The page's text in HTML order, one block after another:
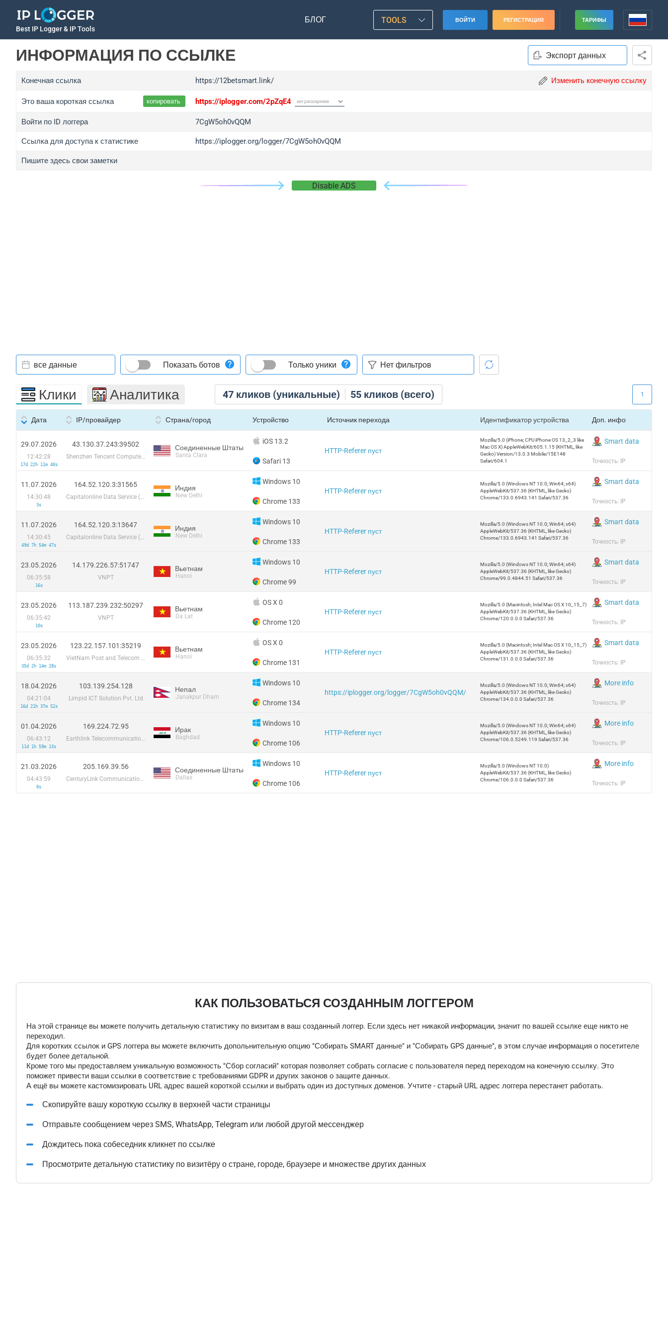
Best IP Logger & IP Tools
БЛОГ TOOLS ВОЙТИ РЕГИСТРАЦИЯ ТАРИФЫ
ИНФОРМАЦИЯ ПО ССЫЛКЕ Экспорт данных
Конечная ссылка https://12betsmart.link/ Изменить конечную ссылку
Это ваша короткая ссылка копировать https://iplogger.com/2pZqE4
Войти по ID логгера 7CgW5oh0vQQM
Ссылка для доступа к статистике https://iplogger.org/logger/7CgW5oh0vQQM
Пишите здесь свои заметки
Disable ADS
47 кликов (уникальные) 55 кликов (всего)
все данные Показать ботов Только уники
Клики Аналитика 1
Дата IP/провайдер Страна/город Устройство Источник перехода Идентификатор устройства Доп. инфо
29.07.2026
12:42:28
17d 22h 11m 40s
43.130.37.243:39502
Shenzhen Tencent Computer Systems Company Limited
Соединенные Штаты
Santa Clara
iOS 13.2
Safari 13
HTTP-Referer пуст
Mozilla/5.0 (iPhone; CPU iPhone OS 13_2_3 like
Mac OS X) AppleWebKit/605.1.15 (KHTML, like
Gecko) Version/13.0.3 Mobile/15E148
Safari/604.1
Smart data
Точность: IP
11.07.2026
14:30:48
3s
164.52.120.3:31565
Capitalonline Data Service (HK) Co
Индия
New Delhi
Windows 10
Chrome 133
HTTP-Referer пуст
Mozilla/5.0 (Windows NT 10.0; Win64; x64)
AppleWebKit/537.36 (KHTML, like Gecko)
Chrome/133.0.6943.141 Safari/537.36
Smart data
Точность: IP
11.07.2026
14:30:45
49d 7h 54m 47s
164.52.120.3:13647
Capitalonline Data Service (HK) Co
Индия
New Delhi
Windows 10
Chrome 133
HTTP-Referer пуст
Mozilla/5.0 (Windows NT 10.0; Win64; x64)
AppleWebKit/537.36 (KHTML, like Gecko)
Chrome/133.0.6943.141 Safari/537.36
Smart data
Точность: IP
23.05.2026
06:35:58
16s
14.179.226.57:51747
VNPT
Вьетнам
Hanoi
Windows 10
Chrome 99
HTTP-Referer пуст
Mozilla/5.0 (Windows NT 10.0; Win64; x64)
AppleWebKit/537.36 (KHTML, like Gecko)
Chrome/99.0.4844.51 Safari/537.36
Smart data
Точность: IP
23.05.2026
06:35:42
10s
113.187.239.232:50297
VNPT
Вьетнам
Da Lat
OS X 0
Chrome 120
HTTP-Referer пуст
Mozilla/5.0 (Macintosh; Intel Mac OS X 10_15_7)
AppleWebKit/537.36 (KHTML, like Gecko)
Chrome/120.0.0.0 Safari/537.36
Smart data
Точность: IP
23.05.2026
06:35:32
35d 2h 14m 28s
123.22.157.101:35219
VietNam Post and Telecom Corporation
Вьетнам
Hanoi
OS X 0
Chrome 131
HTTP-Referer пуст
Mozilla/5.0 (Macintosh; Intel Mac OS X 10_15_7)
AppleWebKit/537.36 (KHTML, like Gecko)
Chrome/131.0.0.0 Safari/537.36
Smart data
Точность: IP
18.04.2026
04:21:04
16d 21h 37m 52s
103.139.254.128
Limpid ICT Solution Pvt. Ltd
Непал
Janakpur Dham
Windows 10
Chrome 134
https://iplogger.org/logger/7CgW5oh0vQQM/
Mozilla/5.0 (Windows NT 10.0; Win64; x64)
AppleWebKit/537.36 (KHTML, like Gecko)
Chrome/134.0.0.0 Safari/537.36
More info
Точность: IP
01.04.2026
06:43:12
11d 1h 59m 13s
169.224.72.95
Earthlink Telecommunications Equipment Trading & Services DMCC
Ирак
Baghdad
Windows 10
Chrome 106
HTTP-Referer пуст
Mozilla/5.0 (Windows NT 10.0; Win64; x64)
AppleWebKit/537.36 (KHTML, like Gecko)
Chrome/106.0.5249.119 Safari/537.36
More info
Точность: IP
21.03.2026
04:43:59
0s
205.169.39.56
CenturyLink Communications, LLC
Соединенные Штаты
Dallas
Windows 10
Chrome 106
HTTP-Referer пуст
Mozilla/5.0 (Windows NT 10.0)
AppleWebKit/537.36 (KHTML, like Gecko)
Chrome/106.0.0.0 Safari/537.36
More info
Точность: IP
КАК ПОЛЬЗОВАТЬСЯ СОЗДАННЫМ ЛОГГЕРОМ
На этой странице вы можете получить детальную статистику по визитам в ваш созданный логгер. Если здесь нет никакой информации, значит по вашей ссылке еще никто не
переходил.
Для коротких ссылок и GPS логгера вы можете включить допольнительную опцию "Собирать SMART данные" и "Собирать GPS данные", в этом случае информация о посетителе
будет более детальной.
Кроме того мы предоставляем уникальную возможность "Сбор согласий" которая позволяет собрать согласие с пользователя перед переходом на конечную ссылку. Это
поможет привести ваши ссылки в соответствие с требованиями GDPR и других законов о защите данных.
А ещё вы можете кастомизировать URL адрес вашей короткой ссылки и выбрать один из доступных доменов. Учтите - старый URL адрес логгера перестанет работать.
Скопируйте вашу короткую ссылку в верхней части страницы
Отправьте сообщением через SMS, WhatsApp, Telegram или любой другой мессенджер
Дождитесь пока собеседник кликнет по ссылке
Просмотрите детальную статистику по визитёру о стране, городе, браузере и множестве других данных